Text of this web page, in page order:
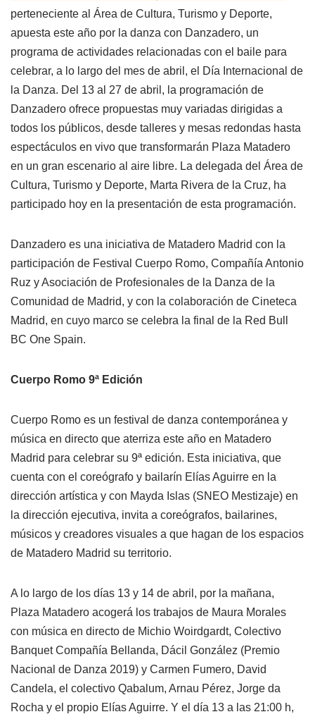
perteneciente al Área de Cultura, Turismo y Deporte,
apuesta este año por la danza con Danzadero, un
programa de actividades relacionadas con el baile para
celebrar, a lo largo del mes de abril, el Día Internacional de
la Danza. Del 13 al 27 de abril, la programación de
Danzadero ofrece propuestas muy variadas dirigidas a
todos los públicos, desde talleres y mesas redondas hasta
espectáculos en vivo que transformarán Plaza Matadero
en un gran escenario al aire libre. La delegada del Área de
Cultura, Turismo y Deporte, Marta Rivera de la Cruz, ha
participado hoy en la presentación de esta programación.
Danzadero es una iniciativa de Matadero Madrid con la
participación de Festival Cuerpo Romo, Compañía Antonio
Ruz y Asociación de Profesionales de la Danza de la
Comunidad de Madrid, y con la colaboración de Cineteca
Madrid, en cuyo marco se celebra la final de la Red Bull
BC One Spain.
Cuerpo Romo 9ª Edición
Cuerpo Romo es un festival de danza contemporánea y
música en directo que aterriza este año en Matadero
Madrid para celebrar su 9ª edición. Esta iniciativa, que
cuenta con el coreógrafo y bailarín Elías Aguirre en la
dirección artística y con Mayda Islas (SNEO Mestizaje) en
la dirección ejecutiva, invita a coreógrafos, bailarines,
músicos y creadores visuales a que hagan de los espacios
de Matadero Madrid su territorio.
A lo largo de los días 13 y 14 de abril, por la mañana,
Plaza Matadero acogerá los trabajos de Maura Morales
con música en directo de Michio Woirdgardt, Colectivo
Banquet Compañía Bellanda, Dácil González (Premio
Nacional de Danza 2019) y Carmen Fumero, David
Candela, el colectivo Qabalum, Arnau Pérez, Jorge da
Rocha y el propio Elías Aguirre. Y el día 13 a las 21:00 h,